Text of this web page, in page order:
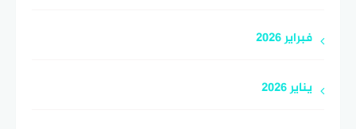
فبراير 2026
يناير 2026